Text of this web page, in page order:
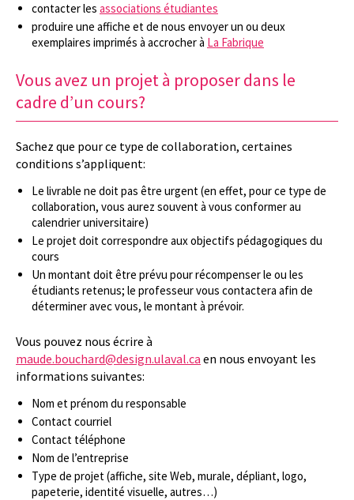
contacter les associations étudiantes
produire une affiche et de nous envoyer un ou deux
exemplaires imprimés à accrocher à La Fabrique
Vous avez un projet à proposer dans le
cadre d’un cours?
Sachez que pour ce type de collaboration, certaines
conditions s’appliquent:
Le livrable ne doit pas être urgent (en effet, pour ce type de
collaboration, vous aurez souvent à vous conformer au
calendrier universitaire)
Le projet doit correspondre aux objectifs pédagogiques du
cours
Un montant doit être prévu pour récompenser le ou les
étudiants retenus; le professeur vous contactera afin de
déterminer avec vous, le montant à prévoir.
Vous pouvez nous écrire à
maude.bouchard@design.ulaval.ca en nous envoyant les
informations suivantes:
Nom et prénom du responsable
Contact courriel
Contact téléphone
Nom de l’entreprise
Type de projet (affiche, site Web, murale, dépliant, logo,
papeterie, identité visuelle, autres…)